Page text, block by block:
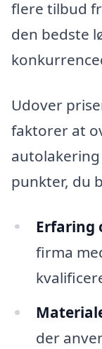
flere tilbud
den bedste
Udover
faktorer at
punkter, du
Erfaring
firma
der